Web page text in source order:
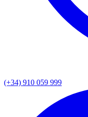
(+34) 910 059 999